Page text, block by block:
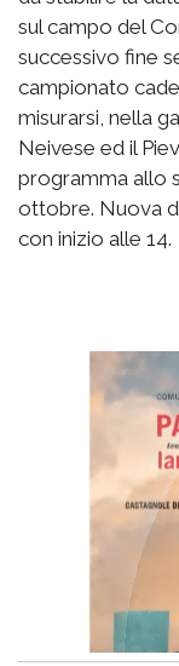
sul campo del
successivo fine
campionato
misurarsi, nella
Neivese ed il
programma allo
ottobre. Nuova
con inizio alle 14.